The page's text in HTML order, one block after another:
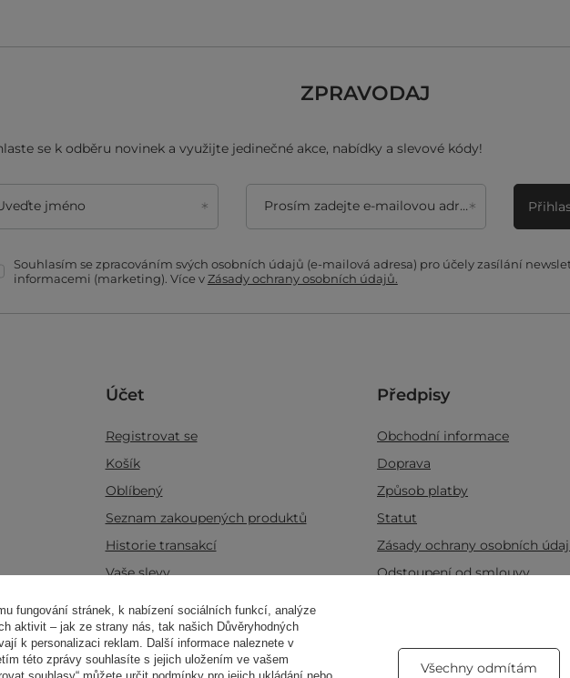
ZPRAVODAJ
se k odběru novinek a využijte jedinečné akce, nabídky a slevové kódy!
jméno Prosím zadejte e-mailovou adresu
Souhlasím se zpracováním svých osobních údajů (e-mailová adresa) pro účely zasílání
informacemi (marketing). Více vZásady ochrany osobních údajů.
Účet
Registrovat se
Košík
Oblíbený
Seznam zakoupených produktů
Historie transakcí
Vaše slevy
Předpisy
Obchodní informace
Doprava
Způsob platby
Statut
Zásady ochrany osobních
Odstoupení od smlouvy
Vonné svíčky Zkratkou
fungování stránek, k nabízení sociálních funkcí, analýze
aktivit – jak ze strany nás, tak našich Důvěryhodných
k personalizaci reklam. Další informace naleznete v
této zprávy souhlasíte s jejich uložením ve vašem
Všechny odmítám